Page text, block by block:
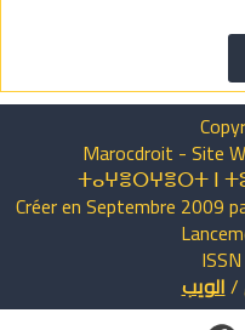
Marocdroit - Site
ⵜⴰⵖⴻⵔⵖⴻⵔⵜ ⵏ
Créer en Septembre 2009
/الويب